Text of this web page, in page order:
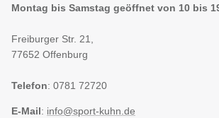
Montag bis Samstag geöffnet von 10 bis
Freiburger Str. 21,
77652 Offenburg
Telefon: 0781 72720
E-Mail: info@sport-kuhn.de